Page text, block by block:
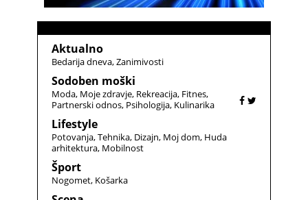
Aktualno
Bedarija dneva Zanimivosti
Sodoben moški
Moda Moje zdravje Rekreacija Fitnes
Partnerski odnos Psihologija Kulinarika
Lifestyle
Potovanja Tehnika Dizajn Moj dom Huda
arhitektura Mobilnost
Šport
Nogomet Košarka